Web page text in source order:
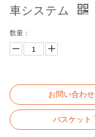
車システム
数量：
お問い合わせ
バスケット